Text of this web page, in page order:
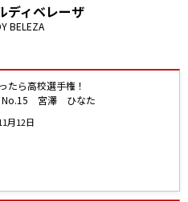
ディベレーザ
BELEZA
たら高校選手権！
No.15 宮澤 ひなた
月12日